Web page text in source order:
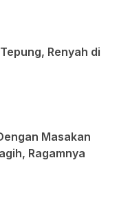
Renyah di
Masakan
Ragamnya